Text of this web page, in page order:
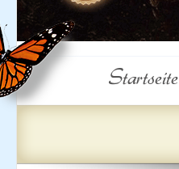
Startseite